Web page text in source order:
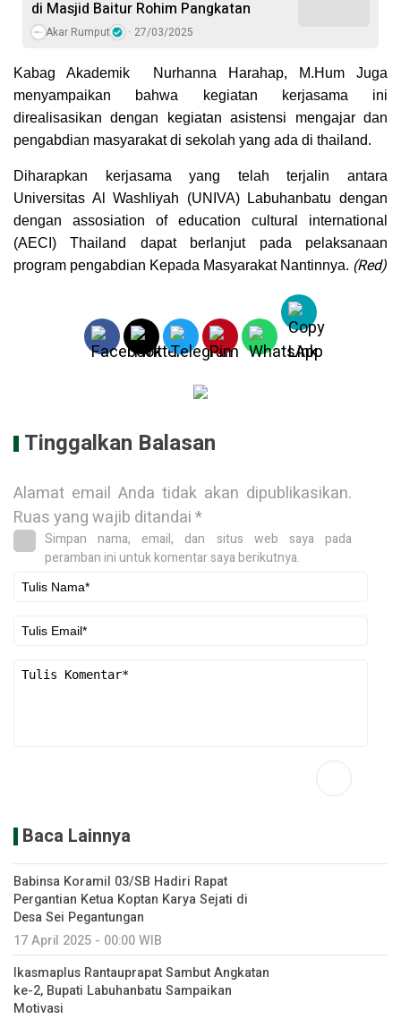
di Masjid Baitur Rohim Pangkatan
Akar Rumput 27/03/2025
Kabag Akademik Nurhanna Harahap, M.Hum Juga
menyampaikan bahwa kegiatan kerjasama ini
direalisasikan dengan kegiatan asistensi mengajar dan
pengabdian masyarakat di sekolah yang ada di thailand.
Diharapkan kerjasama yang telah terjalin antara
Universitas Al Washliyah (UNIVA) Labuhanbatu dengan
dengan assosiation of education cultural international
(AECI) Thailand dapat berlanjut pada pelaksanaan
program pengabdian Kepada Masyarakat Nantinnya. (Red)
Tinggalkan Balasan
Alamat email Anda tidak akan dipublikasikan.
Ruas yang wajib ditandai*
Simpan nama, email, dan situs web saya pada
peramban ini untuk komentar saya berikutnya.
Baca Lainnya
Babinsa Koramil 03/SB Hadiri Rapat
Pergantian Ketua Koptan Karya Sejati di
Desa Sei Pegantungan
17 April 2025 - 00:00 WIB
Ikasmaplus Rantauprapat Sambut Angkatan
ke-2, Bupati Labuhanbatu Sampaikan
Motivasi